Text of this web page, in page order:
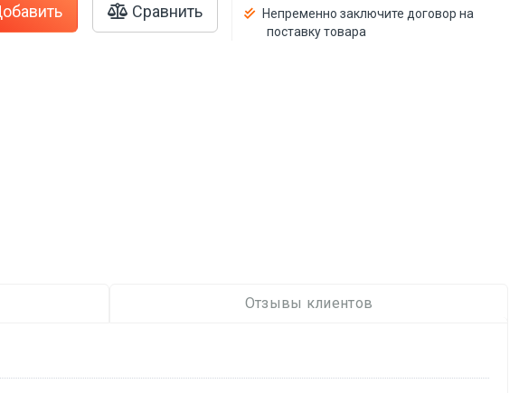
Сравнить
Непременно заключите договор на
поставку товара
Отзывы клиентов